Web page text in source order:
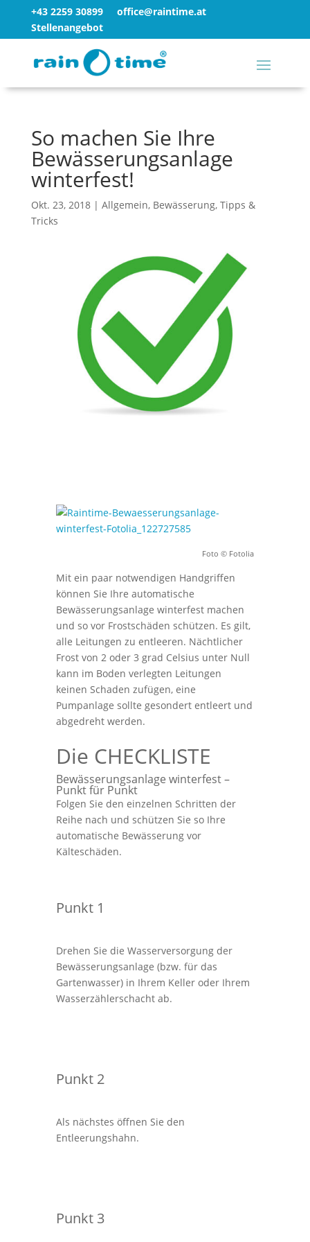
+43 2259 30899
office@raintime.at
Stellenangebot
So machen Sie Ihre
Bewässerungsanlage
winterfest!
Okt. 23, 2018| Allgemein, Bewässerung, Tipps &
Tricks
Foto © Fotolia
Mit ein paar notwendigen Handgriffen
können Sie Ihre automatische
Bewässerungsanlage winterfest machen
und so vor Frostschäden schützen. Es gilt,
alle Leitungen zu entleeren. Nächtlicher
Frost von 2 oder 3 grad Celsius unter Null
kann im Boden verlegten Leitungen
keinen Schaden zufügen, eine
Pumpanlage sollte gesondert entleert und
abgedreht werden.
Die CHECKLISTE
Bewässerungsanlage winterfest –
Punkt für Punkt
Folgen Sie den einzelnen Schritten der
Reihe nach und schützen Sie so Ihre
automatische Bewässerung vor
Kälteschäden.
Punkt 1
Drehen Sie die Wasserversorgung der
Bewässerungsanlage (bzw. für das
Gartenwasser) in Ihrem Keller oder Ihrem
Wasserzählerschacht ab.
Punkt 2
Als nächstes öffnen Sie den
Entleerungshahn.
Punkt 3